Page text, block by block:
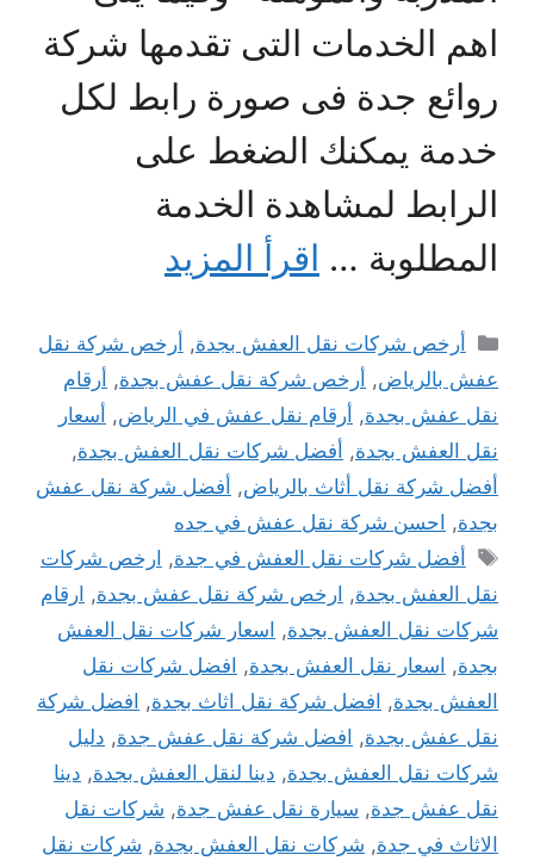
اهم الخدمات التى تقدمها شركة
روائع جدة فى صورة رابط لكل
خدمة يمكنك الضغط على
الرابط لمشاهدة الخدمة
المطلوبة … اقرأ المزيد
التصنيفات
أرخص شركات نقل العفش بجدة, أرخص شركة نقل
عفش بالرياض, أرخص شركة نقل عفش بجدة, أرقام
نقل عفش بجدة, أرقام نقل عفش في الرياض, أسعار
نقل العفش بجدة, أفضل شركات نقل العفش بجدة,
أفضل شركة نقل أثاث بالرياض, أفضل شركة نقل عفش
بجدة, احسن شركة نقل عفش في جده
الوسوم
أفضل شركات نقل العفش في جدة, ارخص شركات
نقل العفش بجدة, ارخص شركة نقل عفش بجدة, ارقام
شركات نقل العفش بجدة, اسعار شركات نقل العفش
بجدة, اسعار نقل العفش بجدة, افضل شركات نقل
العفش بجدة, افضل شركة نقل اثاث بجدة, افضل شركة
نقل عفش بجدة, افضل شركة نقل عفش جدة, دليل
شركات نقل العفش بجدة, دينا لنقل العفش بجدة, دينا
نقل عفش جدة, سيارة نقل عفش جدة, شركات نقل
الاثاث في جدة, شركات نقل العفش بجدة, شركات نقل